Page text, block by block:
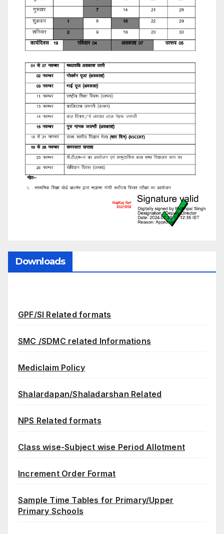
Downloads
GPF/SI Related formats
SMC /SDMC related Informations
Mediclaim Policy
Shalardapan/Shaladarshan Related
NPS Related formats
Class wise-Subject wise Period Allotment
Increment Order Format
Sample Time Tables for Primary/Upper
Primary Schools